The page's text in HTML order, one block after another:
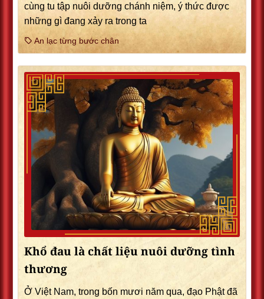
cùng tu tập nuôi dưỡng chánh niệm, ý thức được
những gì đang xảy ra trong ta
An lạc từng bước chân
Khổ đau là chất liệu nuôi dưỡng tình
thương
Ở Việt Nam, trong bốn mươi năm qua, đạo Phật đã